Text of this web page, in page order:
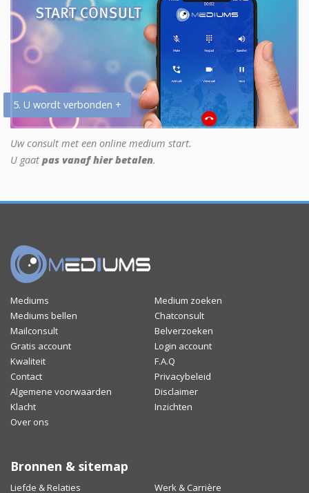
5. U wordt verbonden +
Uw consult met een online medium start.
U gaat pas vanaf hier betalen.
Mediums
Medium zoeken
Mediums bellen
Chatconsult
Mailconsult
Belverzoeken
Gratis account
Login account
Kwaliteit
F.A.Q
Contact
Privacybeleid
Algemene voorwaarden
Disclaimer
Klacht
Inzichten
Over ons
Bronnen & sitemap
Liefde & Relaties Werk & Carrière